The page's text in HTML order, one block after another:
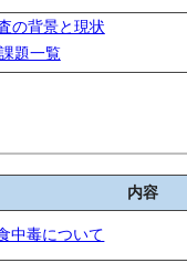
の背景と現状
題一覧
内容
中毒について